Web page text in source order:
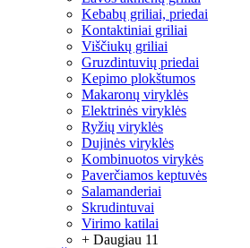
Kebabų griliai, priedai
Kontaktiniai griliai
Viščiukų griliai
Gruzdintuvių priedai
Kepimo plokštumos
Makaronų viryklės
Elektrinės viryklės
Ryžių viryklės
Dujinės viryklės
Kombinuotos virykės
Paverčiamos keptuvės
Salamanderiai
Skrudintuvai
Virimo katilai
+ Daugiau 11